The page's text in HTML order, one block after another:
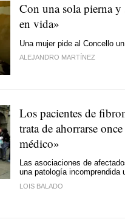
Con una sola pierna y
en vida»
Una mujer pide al Concello
ALEJANDRO MARTÍNEZ
Los pacientes de
trata de ahorrarse
médico»
Las asociaciones de
una patología incomprendida
LOIS BALADO